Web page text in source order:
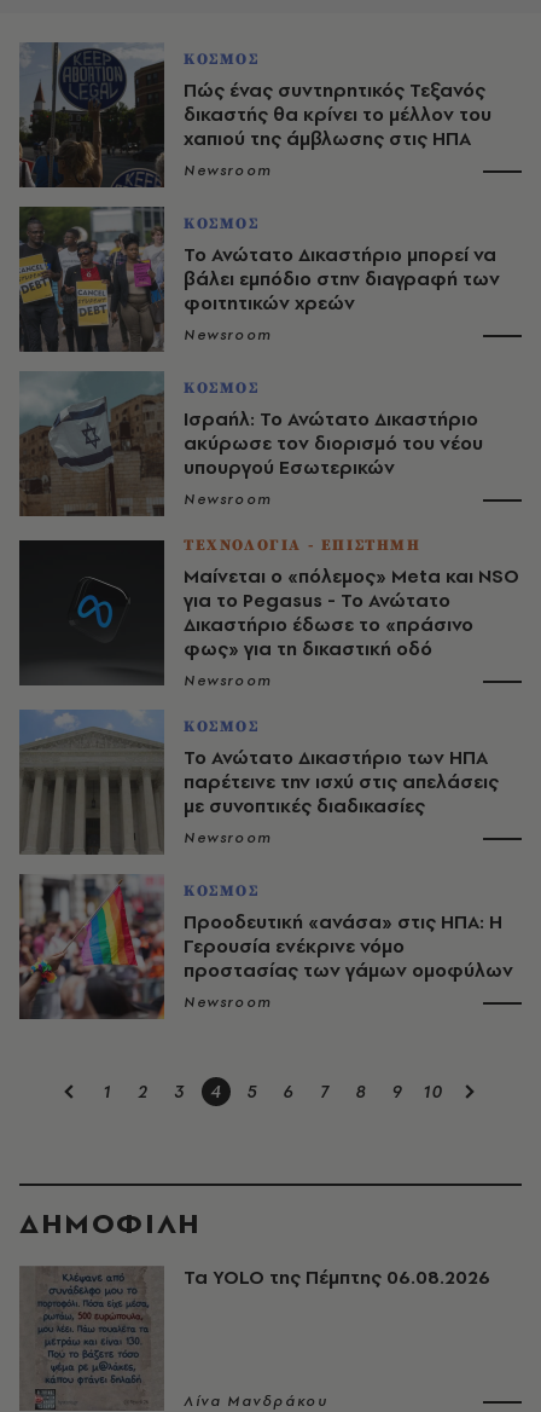
ΚΟΣΜΟΣ
Πώς ένας συντηρητικός Τεξανός
δικαστής θα κρίνει το μέλλον του
χαπιού της άμβλωσης στις ΗΠΑ
Newsroom
ΚΟΣΜΟΣ
Το Ανώτατο Δικαστήριο μπορεί να
βάλει εμπόδιο στην διαγραφή των
φοιτητικών χρεών
Newsroom
ΚΟΣΜΟΣ
Ισραήλ: Το Ανώτατο Δικαστήριο
ακύρωσε τον διορισμό του νέου
υπουργού Εσωτερικών
Newsroom
ΤΕΧΝΟΛΟΓΙΑ - ΕΠΙΣΤΗΜΗ
Μαίνεται ο «πόλεμος» Meta και NSO
για το Pegasus - Το Ανώτατο
Δικαστήριο έδωσε το «πράσινο
φως» για τη δικαστική οδό
Newsroom
ΚΟΣΜΟΣ
Το Ανώτατο Δικαστήριο των ΗΠΑ
παρέτεινε την ισχύ στις απελάσεις
με συνοπτικές διαδικασίες
Newsroom
ΚΟΣΜΟΣ
Προοδευτική «ανάσα» στις ΗΠΑ: Η
Γερουσία ενέκρινε νόμο
προστασίας των γάμων ομοφύλων
Newsroom
1 2 3 4 5 6 7 8 9 10
ΔΗΜΟΦΙΛΗ
Τα YOLO της Πέμπτης 06.08.2026
Λίνα Μανδράκου